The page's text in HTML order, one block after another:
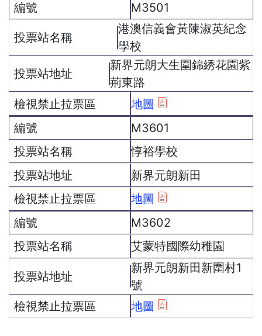
M3501
港澳信義會黃陳淑英紀念
學校
新界元朗大生圍錦綉花園紫
荊東路
地圖
M3601
惇裕學校
新界元朗新田
地圖
M3602
艾蒙特國際幼稚園
新界元朗新田新圍村1
號
地圖